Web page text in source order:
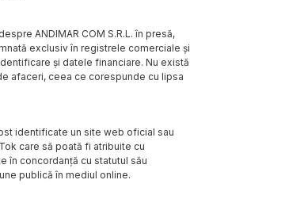
ANDIMAR COM S.R.L. în presă,
exclusiv în registrele comerciale și
și datele financiare. Nu există
afaceri, ceea ce corespunde cu lipsa
identificate un site web oficial sau
care să poată fi atribuite cu
în concordanță cu statutul său
publică în mediul online.